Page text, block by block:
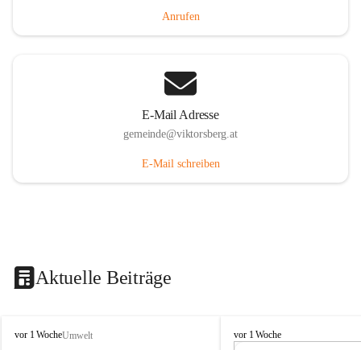
Anrufen
E-Mail Adresse
gemeinde@viktorsberg.at
E-Mail schreiben
Aktuelle Beiträge
V
vor 1 WocheUmwelt
V
vor 1 Woche